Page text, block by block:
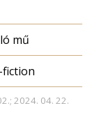
mű
2024. 04. 22.